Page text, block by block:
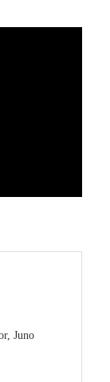
Juno